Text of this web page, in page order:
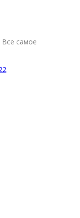
Все самое